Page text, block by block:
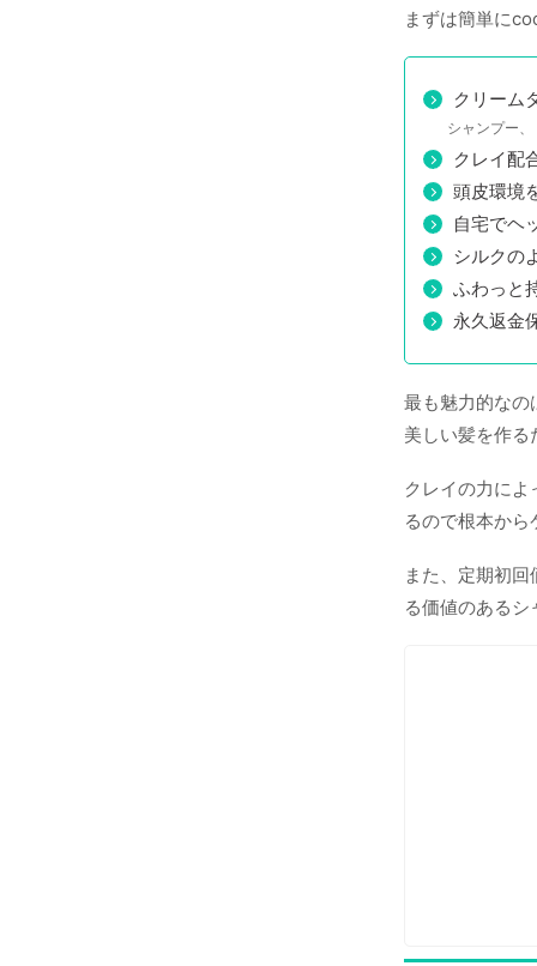
まずは簡単に
クリーム
シャンプー
クレイ配
頭皮環境
自宅でヘ
シルクの
ふわっと
永久返金
最も魅力的なの
美しい髪を作
クレイの力に
るので根本か
また、定期初
る価値のある